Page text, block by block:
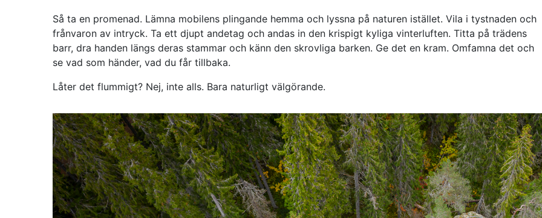
Så ta en promenad. Lämna mobilens plingande hemma och lyssna på naturen istället. Vila i tystnaden och
frånvaron av intryck. Ta ett djupt andetag och andas in den krispigt kyliga vinterluften. Titta på trädens
barr, dra handen längs deras stammar och känn den skrovliga barken. Ge det en kram. Omfamna det och
se vad som händer, vad du får tillbaka.
Låter det flummigt? Nej, inte alls. Bara naturligt välgörande.